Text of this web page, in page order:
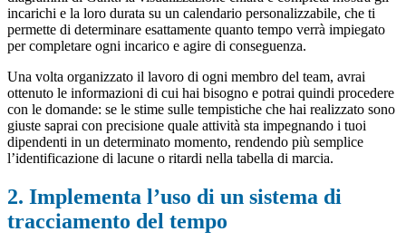
incarichi e la loro durata su un calendario personalizzabile, che ti
permette di determinare esattamente quanto tempo verrà impiegato
per completare ogni incarico e agire di conseguenza.
Una volta organizzato il lavoro di ogni membro del team, avrai
ottenuto le informazioni di cui hai bisogno e potrai quindi procedere
con le domande: se le stime sulle tempistiche che hai realizzato sono
giuste saprai con precisione quale attività sta impegnando i tuoi
dipendenti in un determinato momento, rendendo più semplice
l’identificazione di lacune o ritardi nella tabella di marcia.
2. Implementa l’uso di un sistema di
tracciamento del tempo